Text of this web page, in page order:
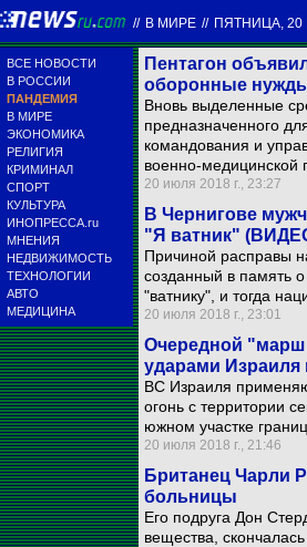
// В МИРЕ // ПЯТНИЦА, 20
ВСЕ НОВОСТИ
В РОССИИ
ПАНДЕМИЯ
В МИРЕ
ЭКОНОМИКА
РЕЛИГИЯ
КРИМИНАЛ
СПОРТ
КУЛЬТУРА
ИНОПРЕССА.ru
МНЕНИЯ
НЕДВИЖИМОСТЬ
ТЕХНОЛОГИИ
АВТО
МЕДИЦИНА
Пентагон
оборонные
Вновь выделенные
предназначенного
командования и
военно-медицинской
20 июля 2018 г., 23:27
В Чернигове
"Я ватник"
Причиной расправы
созданный в память
"ватнику", и тогда
20 июля 2018 г., 23:01
Очередной "марш
ударами Израиля
ВС Израиля
огонь с территории
южном участке
20 июля 2018 г., 21:46
Британец Чарли
больницы
Его подруга Дон
вещества,